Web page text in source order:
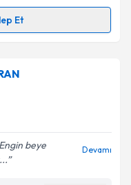
ediyorum.
Et
randevu takvimi talebi
almanız için bir
ile bilgilendireceğiz.
beye
Devamı